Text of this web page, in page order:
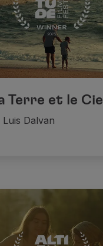
Terre et le Ciel
Dalvan